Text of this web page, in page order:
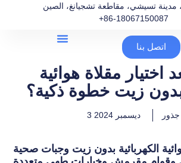
مدينة تسيشي، مقاطعة تشجيانغ، الصين
+86-18067150087
اتصل بنا
اختيار مقلاة هوائية
بدون زيت خطوة ذكية؟
جذور
الكهربائية بدون زيت وجبات صحية